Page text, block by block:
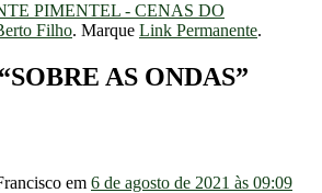
PIMENTEL - CENAS DO
Filho. Marque Link Permanente.
SOBRE AS ONDAS”
em 6 de agosto de 2021 às 09:09